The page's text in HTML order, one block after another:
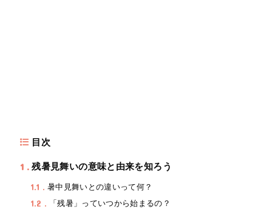
目次
1 残暑見舞いの意味と由来を知ろう
1.1 暑中見舞いとの違いって何？
1.2 「残暑」っていつから始まるの？